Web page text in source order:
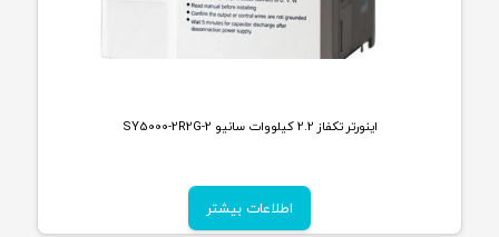
اینورتر تکفاز 2.2 کیلووات سانیو SY5000-2R2G-2
اطلاعات بیشتر